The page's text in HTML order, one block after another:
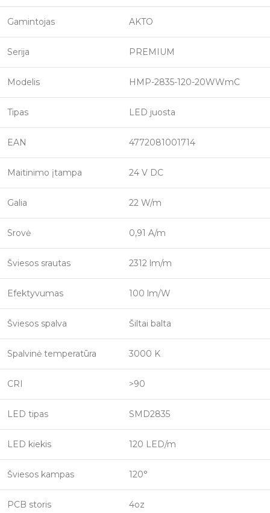
Gamintojas AKTO
Serija PREMIUM
Modelis HMP-2835-120-20WWmC
Tipas LED juosta
EAN 4772081001714
Maitinimo įtampa 24 V DC
Galia 22 W/m
Srovė 0,91 A/m
Šviesos srautas 2312 lm/m
Efektyvumas 100 lm/W
Šviesos spalva Šiltai balta
Spalvinė temperatūra 3000 K
CRI >90
LED tipas SMD2835
LED kiekis 120 LED/m
Šviesos kampas 120°
PCB storis 4oz